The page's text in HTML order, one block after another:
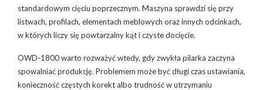
standardowym cięciu poprzecznym. Maszyna sprawdzi się przy
listwach, profilach, elementach meblowych oraz innych odcinkach,
w których liczy się powtarzalny kąt i czyste docięcie.
OWD-1800 warto rozważyć wtedy, gdy zwykła pilarka zaczyna
spowalniać produkcję. Problemem może być długi czas ustawiania,
konieczność częstych korekt albo trudność w utrzymaniu